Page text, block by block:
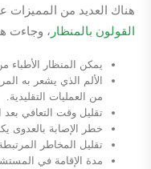
هناك العديد من المميزات
القولون بالمنظار ، وجاءت
يمكن المنظار الأطباء
الألم الذي يشعر به
من العمليات التقليدية.
تقليل وقت التعافي بعد
خطر الإصابة بالعدوى
تقليل المخاطر
مدة الإقامة في